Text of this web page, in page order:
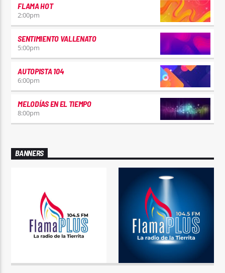
FLAMA HOT
2:00pm
SENTIMIENTO VALLENATO
5:00pm
AUTOPISTA 104
6:00pm
MELODÍAS EN EL TIEMPO
8:00pm
BANNERS